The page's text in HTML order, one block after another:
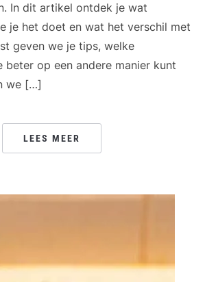
In dit artikel ontdek je wat
je het doet en wat het verschil met
geven we je tips, welke
beter op een andere manier kunt
we […]
LEES MEER